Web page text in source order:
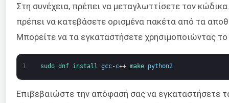
Στη συνέχεια, πρέπει να μεταγλωττίσετε τον
πρέπει να κατεβάσετε ορισμένα πακέτα από τα
Μπορείτε να τα εγκαταστήσετε χρησιμοποιώντας το
1 sudo dnf install gcc-c++ make python2
Επιβεβαιώστε την απόφασή σας να εγκαταστήσετε